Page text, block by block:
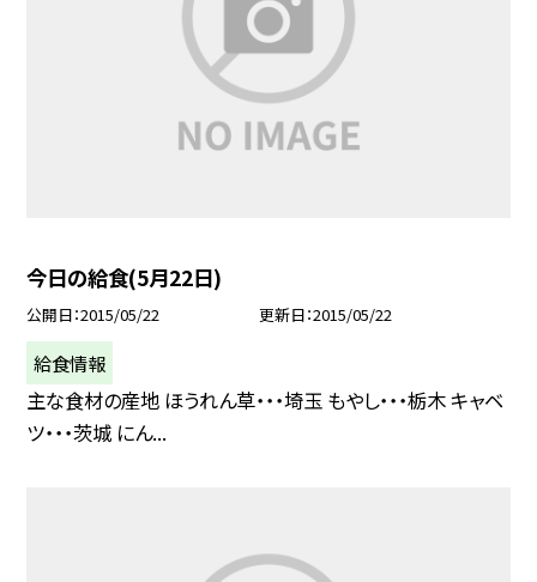
今日の給食(5月22日)
公開日 2015/05/22 更新日 2015/05/22
給食情報
主な食材の産地 ほうれん草・・・埼玉 もやし・・・栃木 キャベ
ツ・・・茨城 にん...